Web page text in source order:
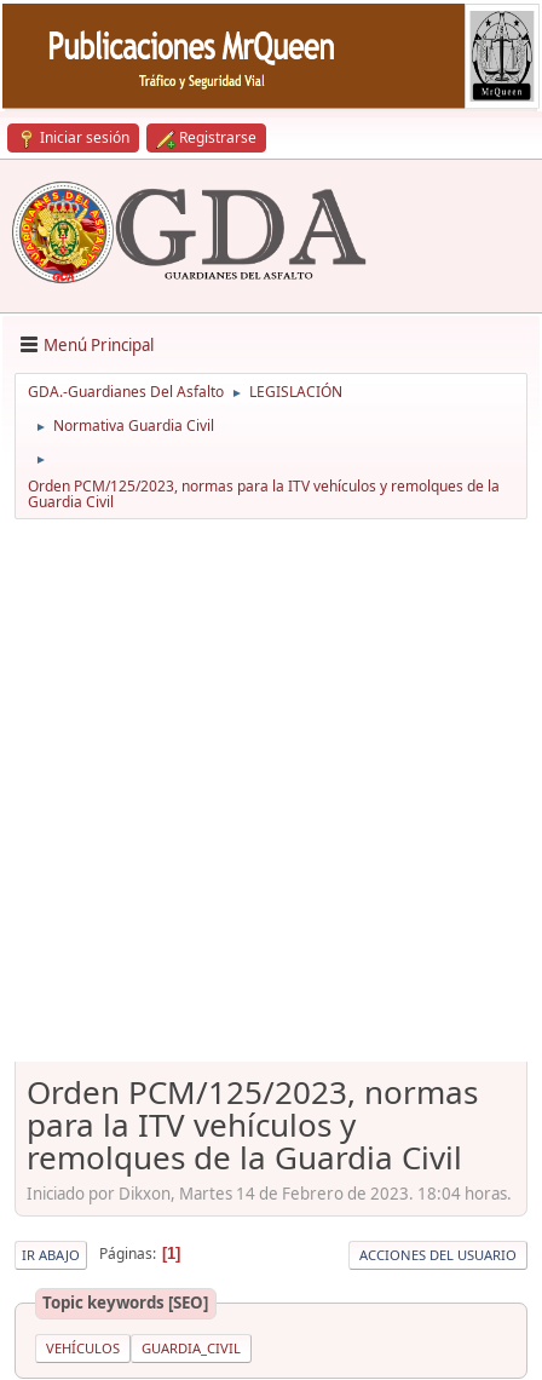
Iniciar sesión Registrarse
Menú Principal
GDA.-Guardianes Del Asfalto ► LEGISLACIÓN
► Normativa Guardia Civil
►
Orden PCM/125/2023, normas para la ITV vehículos y remolques de la
Guardia Civil
Orden PCM/125/2023, normas
para la ITV vehículos y
remolques de la Guardia Civil
Iniciado por Dikxon, Martes 14 de Febrero de 2023. 18:04 horas.
IR ABAJO Páginas 1 ACCIONES DEL USUARIO
Topic keywords [SEO]
VEHÍCULOS GUARDIA_CIVIL